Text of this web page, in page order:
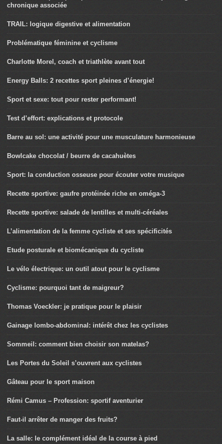
chronique associée
TRAIL: logique digestive et alimentation
Problématique féminine et cyclisme
Charlotte Morel, coach et triathlète avant tout
Energy Balls: 2 recettes sport pleines d’énergie!
Sport et sexe: tout pour rester performant!
Test d’effort: explications et protocole
Barre au sol: une activité pour une musculature harmonieuse
Bowlcake chocolat / beurre de cacahuètes
Sport: la conduction osseuse pour écouter votre musique
Recette sportive: gaufre protéinée riche en oméga-3
Recette sportive: salade de lentilles et multi-céréales
L’alimentation de la femme cycliste et ses spécificités
Etude posturale et biomécanique du cycliste
Le vélo électrique: un outil atout pour le cyclisme
Cyclisme: pourquoi tant de maigreur?
Thomas Voeckler: je pratique pour le plaisir
Gainage lombo-abdominal: intérêt chez les cyclistes
Sommeil: comment bien choisir son matelas?
Les Portes du Soleil s’ouvrent aux cyclistes
Gâteau pour le sport maison
Rémi Camus – Profession: sportif aventurier
Faut-il arrêter de manger des fruits?
La salle: le complément idéal de la course à pied